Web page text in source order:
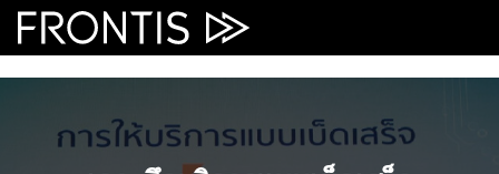
Skip